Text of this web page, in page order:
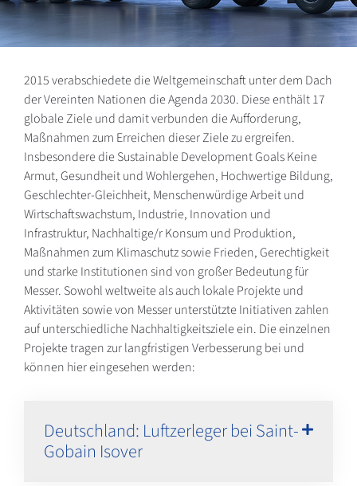
2015 verabschiedete die Weltgemeinschaft unter dem Dach
der Vereinten Nationen die Agenda 2030. Diese enthält 17
globale Ziele und damit verbunden die Aufforderung,
Maßnahmen zum Erreichen dieser Ziele zu ergreifen.
Insbesondere die Sustainable Development Goals Keine
Armut, Gesundheit und Wohlergehen, Hochwertige Bildung,
Geschlechter-Gleichheit, Menschenwürdige Arbeit und
Wirtschaftswachstum, Industrie, Innovation und
Infrastruktur, Nachhaltige/r Konsum und Produktion,
Maßnahmen zum Klimaschutz sowie Frieden, Gerechtigkeit
und starke Institutionen sind von großer Bedeutung für
Messer. Sowohl weltweite als auch lokale Projekte und
Aktivitäten sowie von Messer unterstützte Initiativen zahlen
auf unterschiedliche Nachhaltigkeitsziele ein. Die einzelnen
Projekte tragen zur langfristigen Verbesserung bei und
können hier eingesehen werden:
Deutschland: Luftzerleger bei Saint-
Gobain Isover